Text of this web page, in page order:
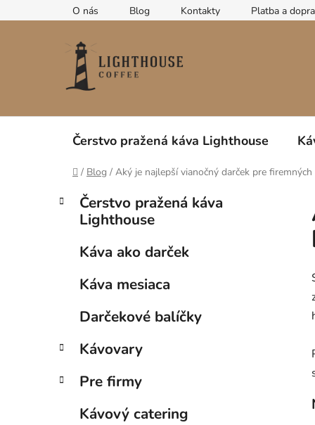
na
O nás Blog Kontakty Platba a
Čerstvo pražená káva Lighthouse
Domov
/ Blog / Aký je najlepší vianočný darček pre
B
e
Preskočiť
kategórie
K
a
Čerstvo pražená káva
Lighthouse
Káva ako darček
Káva mesiaca
Darčekové balíčky
Kávovary
Pre firmy
Kávový catering